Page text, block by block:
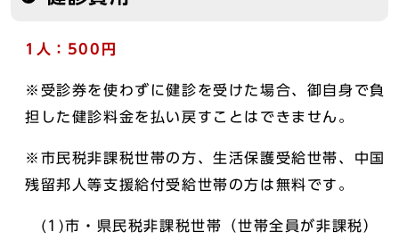
1人：500円
※受診券を使わずに健診を受けた場合、御自身で負
担した健診料金を払い戻すことはできません。
※市民税非課税世帯の方、生活保護受給世帯、中国
残留邦人等支援給付受給世帯の方は無料です。
(1)市・県民税非課税世帯（世帯全員が非課税）